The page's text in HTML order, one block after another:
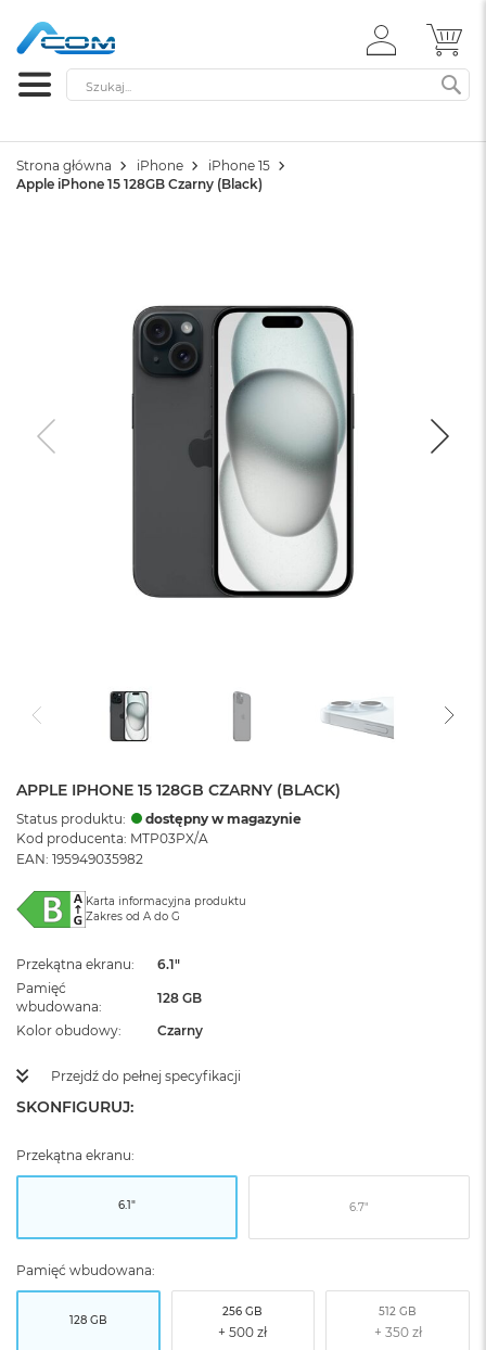
ZALOGUJ
SIĘ
Szukaj
Strona główna iPhone
iPhone 15
Apple iPhone 15 128GB Czarny (Black)
APPLE IPHONE 15 128GB CZARNY (BLACK)
Status produktu:
dostępny w magazynie
Kod producenta: MTP03PX/A
EAN: 195949035982
Karta informacyjna produktu
Zakres od A do G
Przekątna ekranu
6.1"
Pamięć
wbudowana
128 GB
Kolor obudowy Czarny
Przejdź do pełnej specyfikacji
SKONFIGURUJ:
Przekątna ekranu:
6.1" 6.7"
Pamięć wbudowana:
128 GB
256 GB 512 GB